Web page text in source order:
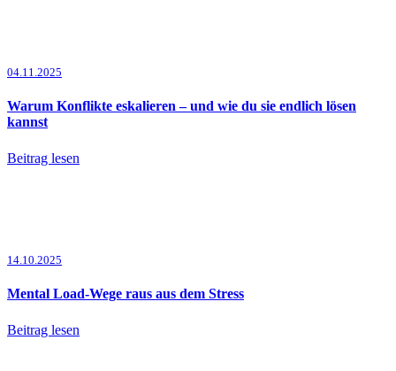
04.11.2025
Warum Konflikte eskalieren – und wie du sie endlich lösen
kannst
Beitrag lesen
14.10.2025
Mental Load-Wege raus aus dem Stress
Beitrag lesen